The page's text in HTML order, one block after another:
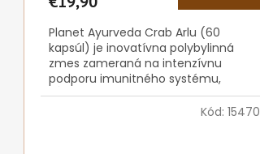
Planet Ayurveda Crab Arlu (60
kapsúl) je inovatívna polybylinná
zmes zameraná na intenzívnu
podporu imunitného systému,
hĺbkovú detoxikáciu a bunkovú
Kód: 15470